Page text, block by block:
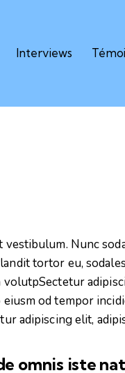
Interviews
Nunc
tortor eu,
od tempor
adipiscing elit,
omnis iste